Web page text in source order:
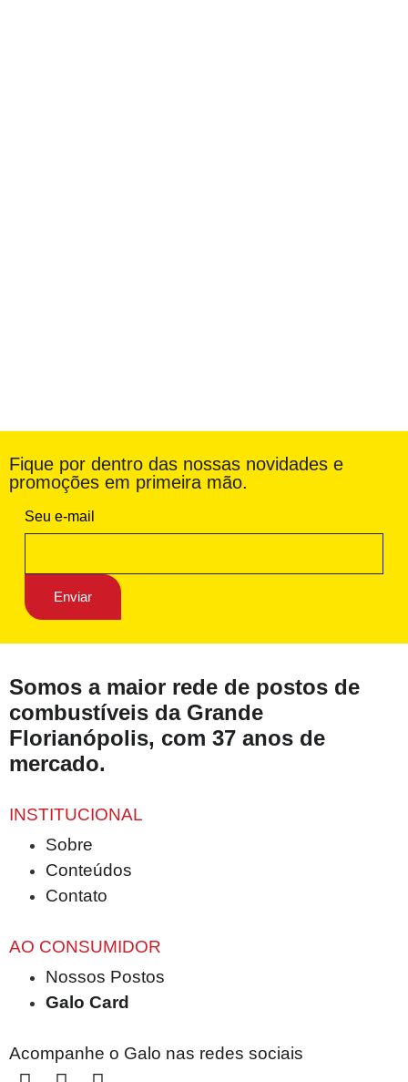
Fique por dentro das nossas novidades e
promoções em primeira mão.
Seu e-mail
Somos a maior rede de postos de
combustíveis da Grande
Florianópolis, com 37 anos de
mercado.
INSTITUCIONAL
Sobre
Conteúdos
Contato
AO CONSUMIDOR
Nossos Postos
Galo Card
Acompanhe o Galo nas redes sociais